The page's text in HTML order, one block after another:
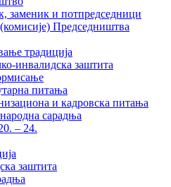
заменик и потпредседници
Председништва
традиција
инвалидска заштита
питања
и кадровска питања
сарадња
– 24.
заштита